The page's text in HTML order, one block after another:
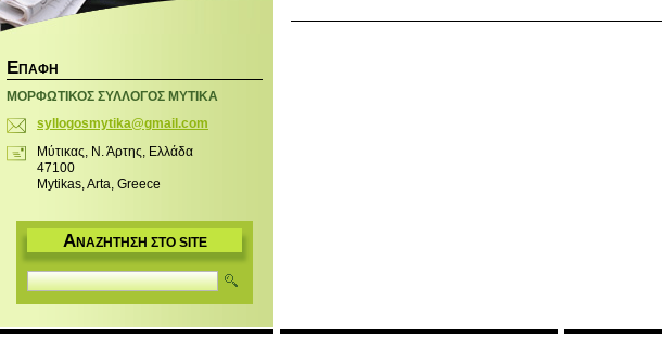
ΕΠΑΦΉ
ΜΟΡΦΩΤΙΚΟΣ ΣΥΛΛΟΓΟΣ ΜΥΤΙΚΑ
syllogosmytika@gmail.com
Μύτικας, Ν. Άρτης, Ελλάδα
47100
Mytikas, Arta, Greece
ΑΝΑΖΉΤΗΣΗ ΣΤΟ SITE